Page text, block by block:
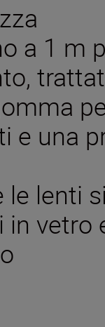
a 1 m
e una
lenti
vetro